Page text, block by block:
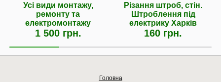
Усі види монтажу,
ремонту та
електромонтажу
1 500 грн.
Різання штроб, стін.
Штроблення під
електрику Харків
160 грн.
Головна